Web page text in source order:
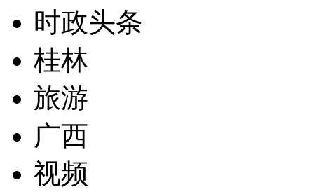
时政头条
桂林
旅游
广西
视频